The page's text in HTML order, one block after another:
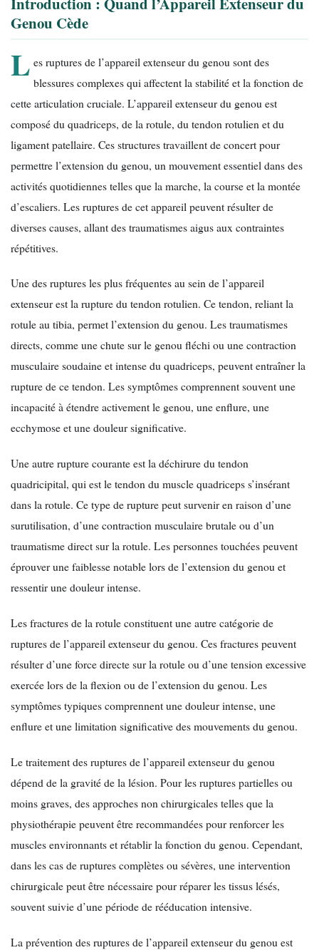
Genou Cède
L es ruptures de l’appareil extenseur du genou sont des
blessures complexes qui affectent la stabilité et la fonction de
cette articulation cruciale. L’appareil extenseur du genou est
composé du quadriceps, de la rotule, du tendon rotulien et du
ligament patellaire. Ces structures travaillent de concert pour
permettre l’extension du genou, un mouvement essentiel dans des
activités quotidiennes telles que la marche, la course et la montée
d’escaliers. Les ruptures de cet appareil peuvent résulter de
diverses causes, allant des traumatismes aigus aux contraintes
répétitives.
Une des ruptures les plus fréquentes au sein de l’appareil
extenseur est la rupture du tendon rotulien. Ce tendon, reliant la
rotule au tibia, permet l’extension du genou. Les traumatismes
directs, comme une chute sur le genou fléchi ou une contraction
musculaire soudaine et intense du quadriceps, peuvent entraîner la
rupture de ce tendon. Les symptômes comprennent souvent une
incapacité à étendre activement le genou, une enflure, une
ecchymose et une douleur significative.
Une autre rupture courante est la déchirure du tendon
quadricipital, qui est le tendon du muscle quadriceps s’insérant
dans la rotule. Ce type de rupture peut survenir en raison d’une
surutilisation, d’une contraction musculaire brutale ou d’un
traumatisme direct sur la rotule. Les personnes touchées peuvent
éprouver une faiblesse notable lors de l’extension du genou et
ressentir une douleur intense.
Les fractures de la rotule constituent une autre catégorie de
ruptures de l’appareil extenseur du genou. Ces fractures peuvent
résulter d’une force directe sur la rotule ou d’une tension excessive
exercée lors de la flexion ou de l’extension du genou. Les
symptômes typiques comprennent une douleur intense, une
enflure et une limitation significative des mouvements du genou.
Le traitement des ruptures de l’appareil extenseur du genou
dépend de la gravité de la lésion. Pour les ruptures partielles ou
moins graves, des approches non chirurgicales telles que la
physiothérapie peuvent être recommandées pour renforcer les
muscles environnants et rétablir la fonction du genou. Cependant,
dans les cas de ruptures complètes ou sévères, une intervention
chirurgicale peut être nécessaire pour réparer les tissus lésés,
souvent suivie d’une période de rééducation intensive.
La prévention des ruptures de l’appareil extenseur du genou est